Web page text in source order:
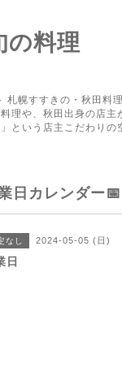
の料理
札幌すすきの・秋田料
理や、秋田出身の店
という店主こだわり
日カレンダー📅
なし 2024-05-05 (日)
日